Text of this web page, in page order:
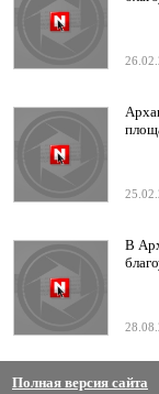
В
Полная версия сайта